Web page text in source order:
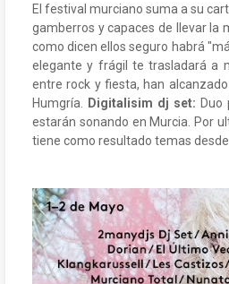
El festival murciano suma a su
gamberros y capaces de llevar la
como dicen ellos seguro habrá
elegante y frágil te trasladará a
entre rock y fiesta, han
Humgría.
Digitalisim dj set: Duo
estarán sonando en Murcia. Por
tiene como resultado temas